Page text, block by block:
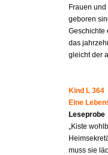
Frauen
geboren
Geschichte
das
gleicht der
Kind L 364
Eine
Leseprobe
„Kiste
muss sie